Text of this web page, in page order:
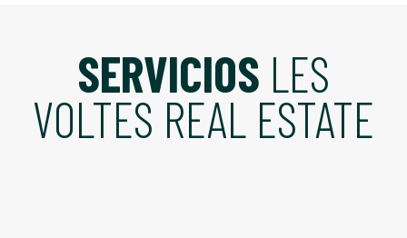
SERVICIOS LES
VOLTES REAL ESTATE